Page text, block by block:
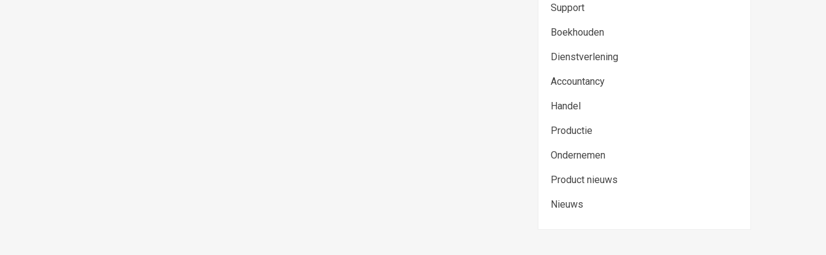
Support
Boekhouden
Dienstverlening
Accountancy
Handel
Productie
Ondernemen
Product nieuws
Nieuws